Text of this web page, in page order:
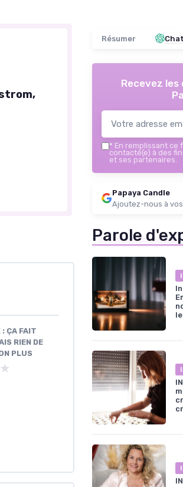
: ÇA FAIT
RIEN DE
PLUS
Résumer
Recevez
* En remplissant ce
contacté(e) à des
et ses partenaires.
Papaya Candle
Ajoutez-nous à
Parole